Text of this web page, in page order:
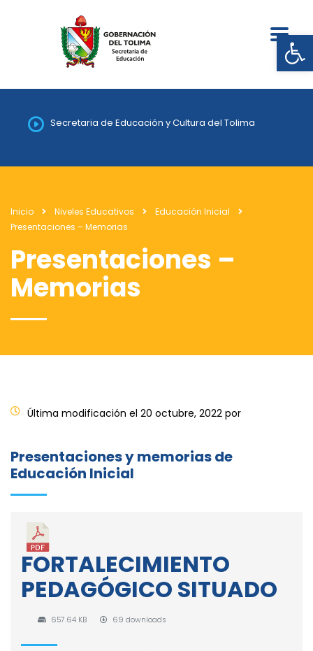
Secretaria de Educación y Cultura del Tolima
Inicio Niveles Educativos
Educación Inicial
Presentaciones – Memorias
Presentaciones –
Memorias
Última modificación el 20 octubre, 2022 por
Presentaciones y memorias de
Educación Inicial
FORTALECIMIENTO
PEDAGÓGICO SITUADO
657.64 KB 69 downloads